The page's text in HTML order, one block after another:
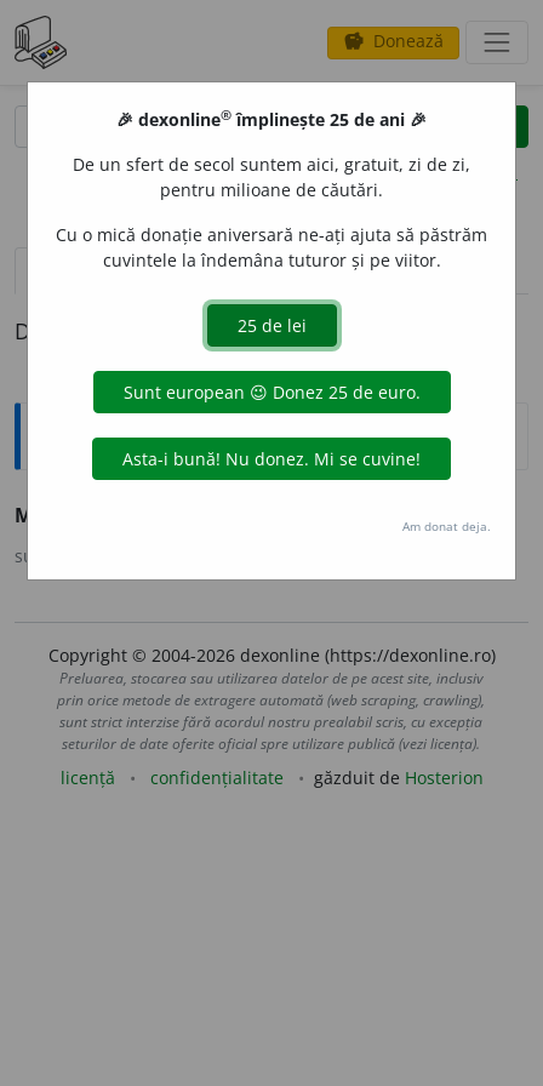
savings Donează
clear
opțiuni
definiții (1)
Definiția cu ID-ul 194715:
Sinonime
MOR
sursa:
Copyright © 2004-2026 dexonline (https://dexonline.ro)
Preluarea, stocarea sau utilizarea datelor de pe acest site, inclusiv
prin orice metode de extragere automată (web scraping, crawling),
sunt strict interzise fără acordul nostru prealabil scris, cu excepția
seturilor de date oferite oficial spre utilizare publică (vezi licența).
licență confidențialitate găzduit de Hosterion
🎉 dexonline® împlinește 25 de ani 🎉
De un sfert de secol suntem aici, gratuit, zi de zi,
pentru milioane de căutări.
Cu o mică donație aniversară ne-ați ajuta să păstrăm
cuvintele la îndemâna tuturor și pe viitor.
Am donat deja.